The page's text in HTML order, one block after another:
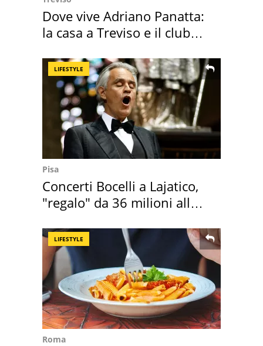
Dove vive Adriano Panatta:
la casa a Treviso e il club
LIFESTYLE
Pisa
Concerti Bocelli a Lajatico,
"regalo" da 36 milioni alla
LIFESTYLE
Roma